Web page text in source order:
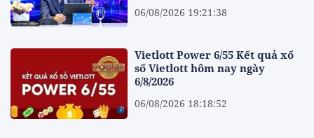
06/08/2026 19:21:38
Vietlott Power 6/55 Kết quả xổ
số Vietlott hôm nay ngày
6/8/2026
06/08/2026 18:18:52